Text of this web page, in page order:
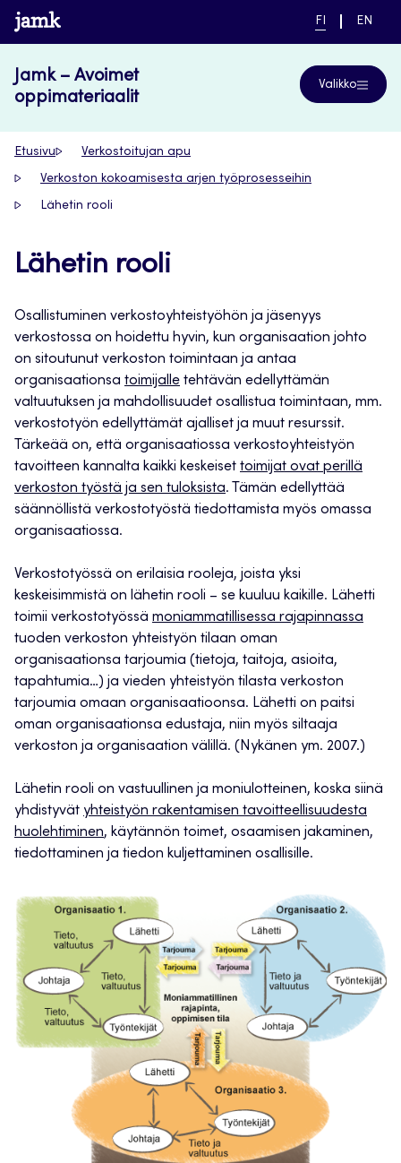
Siirry
suoraan
www.jamk.fi
NYKYINEN
FI
VAIHDA
EN
Jamk – Avoimet
oppimateriaalit
Valikko
Etusivu Verkostoitujan apu
Verkoston kokoamisesta arjen työprosesseihin
Lähetin rooli
Lähetin rooli
Osallistuminen verkostoyhteistyöhön ja jäsenyys
verkostossa on hoidettu hyvin, kun organisaation johto
on sitoutunut verkoston toimintaan ja antaa
organisaationsa toimijalle tehtävän edellyttämän
valtuutuksen ja mahdollisuudet osallistua toimintaan, mm.
verkostotyön edellyttämät ajalliset ja muut resurssit.
Tärkeää on, että organisaatiossa verkostoyhteistyön
tavoitteen kannalta kaikki keskeiset toimijat ovat perillä
verkoston työstä ja sen tuloksista. Tämän edellyttää
säännöllistä verkostotyöstä tiedottamista myös omassa
organisaatiossa.
Verkostotyössä on erilaisia rooleja, joista yksi
keskeisimmistä on lähetin rooli – se kuuluu kaikille. Lähetti
toimii verkostotyössä moniammatillisessa rajapinnassa
tuoden verkoston yhteistyön tilaan oman
organisaationsa tarjoumia (tietoja, taitoja, asioita,
tapahtumia…) ja vieden yhteistyön tilasta verkoston
tarjoumia omaan organisaatioonsa. Lähetti on paitsi
oman organisaationsa edustaja, niin myös siltaaja
verkoston ja organisaation välillä. (Nykänen ym. 2007.)
Lähetin rooli on vastuullinen ja moniulotteinen, koska siinä
yhdistyvät yhteistyön rakentamisen tavoitteellisuudesta
huolehtiminen, käytännön toimet, osaamisen jakaminen,
tiedottaminen ja tiedon kuljettaminen osallisille.